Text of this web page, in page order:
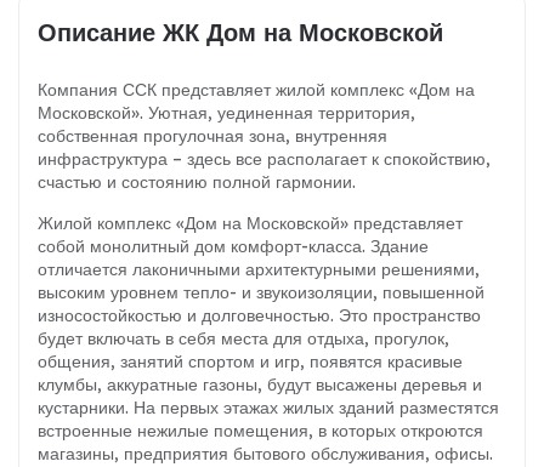
Описание ЖК Дом на Московской
Компания ССК представляет жилой комплекс «Дом на
Московской». Уютная, уединенная территория,
собственная прогулочная зона, внутренняя
инфраструктура – здесь все располагает к спокойствию,
счастью и состоянию полной гармонии.
Жилой комплекс «Дом на Московской» представляет
собой монолитный дом комфорт-класса. Здание
отличается лаконичными архитектурными решениями,
высоким уровнем тепло- и звукоизоляции, повышенной
износостойкостью и долговечностью. Это пространство
будет включать в себя места для отдыха, прогулок,
общения, занятий спортом и игр, появятся красивые
клумбы, аккуратные газоны, будут высажены деревья и
кустарники. На первых этажах жилых зданий разместятся
встроенные нежилые помещения, в которых откроются
магазины, предприятия бытового обслуживания, офисы.